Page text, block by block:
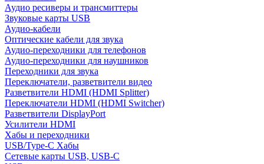
Аудио ресиверы и трансмиттеры
Звуковые карты USB
Аудио-кабели
Оптические кабели для звука
Аудио-переходники для телефонов
Аудио-переходники для наушников
Переходники для звука
Переключатели, разветвители видео
Разветвители HDMI (HDMI Splitter)
Переключатели HDMI (HDMI Switcher)
Разветвители DisplayPort
Усилители HDMI
Хабы и переходники
USB/Type-C Хабы
Сетевые карты USB, USB-C